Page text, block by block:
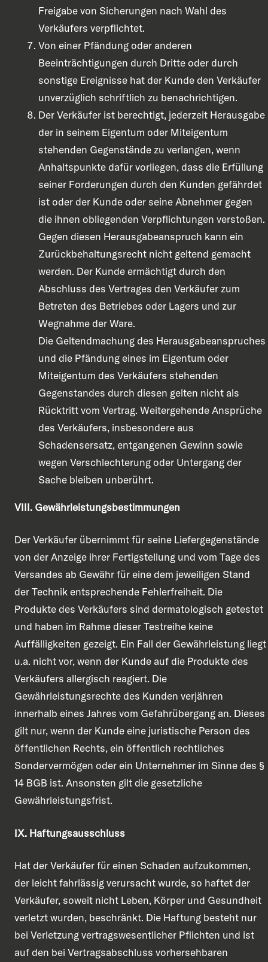
Freigabe von Sicherungen nach Wahl des
Verkäufers verpflichtet.
Von einer Pfändung oder anderen
Beeinträchtigungen durch Dritte oder durch
sonstige Ereignisse hat der Kunde den Verkäufer
unverzüglich schriftlich zu benachrichtigen.
Der Verkäufer ist berechtigt, jederzeit Herausgabe
der in seinem Eigentum oder Miteigentum
stehenden Gegenstände zu verlangen, wenn
Anhaltspunkte dafür vorliegen, dass die Erfüllung
seiner Forderungen durch den Kunden gefährdet
ist oder der Kunde oder seine Abnehmer gegen
die ihnen obliegenden Verpflichtungen verstoßen.
Gegen diesen Herausgabeanspruch kann ein
Zurückbehaltungsrecht nicht geltend gemacht
werden. Der Kunde ermächtigt durch den
Abschluss des Vertrages den Verkäufer zum
Betreten des Betriebes oder Lagers und zur
Wegnahme der Ware.
Die Geltendmachung des Herausgabeanspruches
und die Pfändung eines im Eigentum oder
Miteigentum des Verkäufers stehenden
Gegenstandes durch diesen gelten nicht als
Rücktritt vom Vertrag. Weitergehende Ansprüche
des Verkäufers, insbesondere aus
Schadensersatz, entgangenen Gewinn sowie
wegen Verschlechterung oder Untergang der
Sache bleiben unberührt.
VIII. Gewährleistungsbestimmungen
Der Verkäufer übernimmt für seine Liefergegenstände
von der Anzeige ihrer Fertigstellung und vom Tage des
Versandes ab Gewähr für eine dem jeweiligen Stand
der Technik entsprechende Fehlerfreiheit. Die
Produkte des Verkäufers sind dermatologisch getestet
und haben im Rahme dieser Testreihe keine
Auffälligkeiten gezeigt. Ein Fall der Gewährleistung liegt
u.a. nicht vor, wenn der Kunde auf die Produkte des
Verkäufers allergisch reagiert. Die
Gewährleistungsrechte des Kunden verjähren
innerhalb eines Jahres vom Gefahrübergang an. Dieses
gilt nur, wenn der Kunde eine juristische Person des
öffentlichen Rechts, ein öffentlich rechtliches
Sondervermögen oder ein Unternehmer im Sinne des §
14 BGB ist. Ansonsten gilt die gesetzliche
Gewährleistungsfrist.
IX. Haftungsausschluss
Hat der Verkäufer für einen Schaden aufzukommen,
der leicht fahrlässig verursacht wurde, so haftet der
Verkäufer, soweit nicht Leben, Körper und Gesundheit
verletzt wurden, beschränkt. Die Haftung besteht nur
bei Verletzung vertragswesentlicher Pflichten und ist
auf den bei Vertragsabschluss vorhersehbaren